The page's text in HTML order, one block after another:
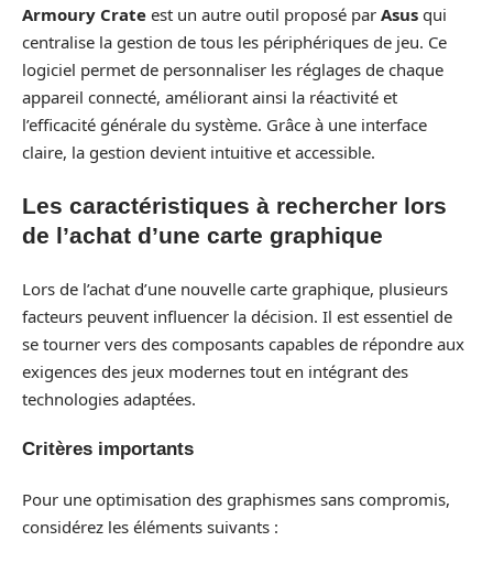
Armoury Crate est un autre outil proposé par Asus qui
centralise la gestion de tous les périphériques de jeu. Ce
logiciel permet de personnaliser les réglages de chaque
appareil connecté, améliorant ainsi la réactivité et
l’efficacité générale du système. Grâce à une interface
claire, la gestion devient intuitive et accessible.
Les caractéristiques à rechercher lors
de l’achat d’une carte graphique
Lors de l’achat d’une nouvelle carte graphique, plusieurs
facteurs peuvent influencer la décision. Il est essentiel de
se tourner vers des composants capables de répondre aux
exigences des jeux modernes tout en intégrant des
technologies adaptées.
Critères importants
Pour une optimisation des graphismes sans compromis,
considérez les éléments suivants :